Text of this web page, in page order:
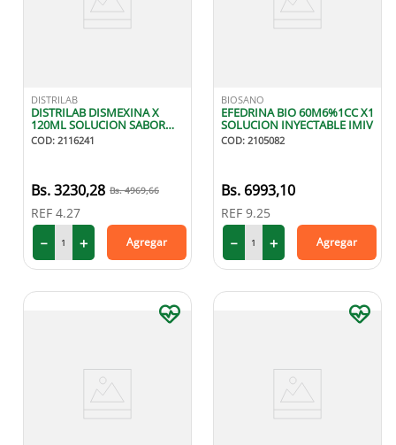
DISTRILAB
DISTRILAB DISMEXINA X
120ML SOLUCION SABOR
FRESA
COD: 2116241
3230,28 4969,66
REF 4.27
＋
－ Agregar
BIOSANO
EFEDRINA BIO 60M6%1CC X1
SOLUCION INYECTABLE IMIV
COD: 2105082
6993,10
REF 9.25
＋
－ Agregar